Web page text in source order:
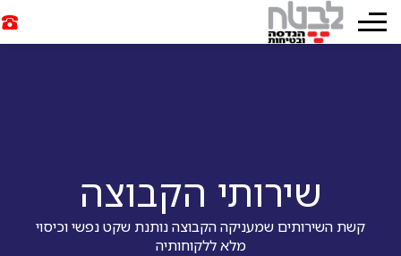
שירותי הקבוצה
קשת השירותים שמעניקה הקבוצה נותנת שקט נפשי וכיסוי
מלא ללקוחותיה